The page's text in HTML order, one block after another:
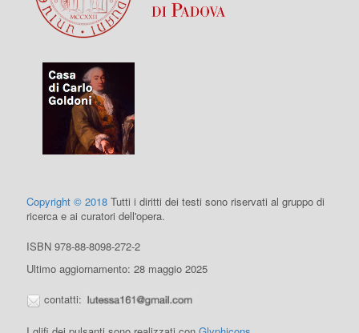
Copyright © 2018 Tutti i diritti dei testi sono riservati al gruppo di
ricerca e ai curatori dell'opera.
ISBN 978-88-8098-272-2
Ultimo aggiornamento: 28 maggio 2025
contatti: